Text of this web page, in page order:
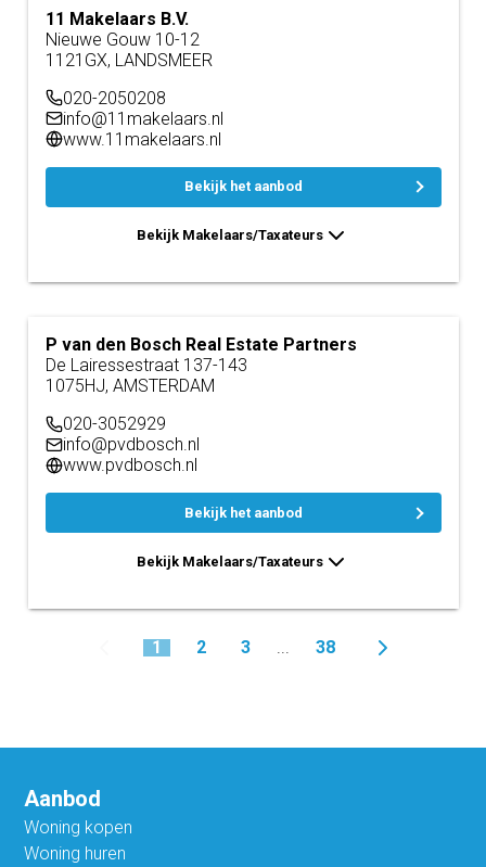
11 Makelaars B.V.
Nieuwe Gouw 10-12
1121GX, LANDSMEER
020-2050208
info@11makelaars.nl
www.11makelaars.nl
Bekijk het aanbod
Bekijk Makelaars/Taxateurs
P van den Bosch Real Estate Partners
De Lairessestraat 137-143
1075HJ, AMSTERDAM
020-3052929
info@pvdbosch.nl
www.pvdbosch.nl
Bekijk het aanbod
Bekijk Makelaars/Taxateurs
1 2 3 ... 38
Aanbod
Woning kopen
Woning huren